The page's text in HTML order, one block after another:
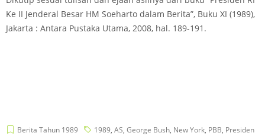
Ke II Jenderal Besar HM Soeharto dalam Berita”, Buku XI (1989),
Jakarta : Antara Pustaka Utama, 2008, hal. 189-191.
Berita Tahun 1989 1989, AS, George Bush, New York, PBB, Presiden